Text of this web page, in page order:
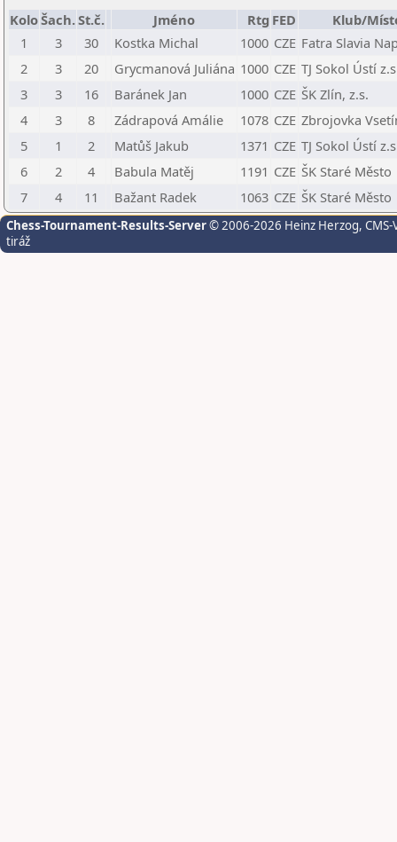
KoloŠach.St.č. Jméno Rtg FED
Klub/
1
3 30 Kostka Michal 1000 CZE Fatra Slavia
2
3 20 Grycmanová Juliána 1000 CZE TJ Sokol Ústí
3
3 16 Baránek Jan 1000 CZE ŠK Zlín, z.s.
4
3 8 Zádrapová Amálie 1078 CZE Zbrojovka
5
1 2 Matůš Jakub 1371 CZE TJ Sokol Ústí
6
2 4 Babula Matěj 1191 CZE ŠK Staré Město
7
4 11 Bažant Radek 1063 CZE ŠK Staré Město
Chess-Tournament-Results-Server© 2006-2026 Heinz Herzog,
tiráž